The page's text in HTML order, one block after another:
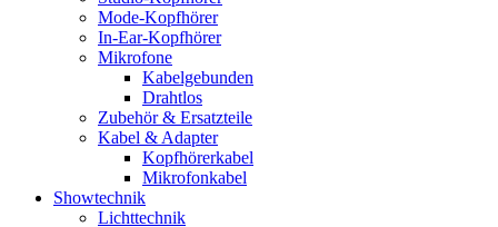
Mode-Kopfhörer
In-Ear-Kopfhörer
Mikrofone
Kabelgebunden
Drahtlos
Zubehör & Ersatzteile
Kabel & Adapter
Kopfhörerkabel
Mikrofonkabel
Showtechnik
Lichttechnik